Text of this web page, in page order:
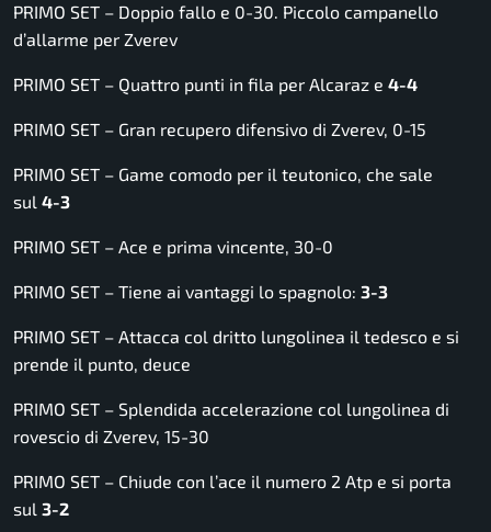
PRIMO SET – Doppio fallo e 0-30. Piccolo campanello
d’allarme per Zverev
PRIMO SET – Quattro punti in fila per Alcaraz e 4-4
PRIMO SET – Gran recupero difensivo di Zverev, 0-15
PRIMO SET – Game comodo per il teutonico, che sale
sul 4-3
PRIMO SET – Ace e prima vincente, 30-0
PRIMO SET – Tiene ai vantaggi lo spagnolo: 3-3
PRIMO SET – Attacca col dritto lungolinea il tedesco e si
prende il punto, deuce
PRIMO SET – Splendida accelerazione col lungolinea di
rovescio di Zverev, 15-30
PRIMO SET – Chiude con l’ace il numero 2 Atp e si porta
sul 3-2